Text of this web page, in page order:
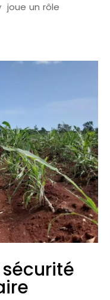
un rôle